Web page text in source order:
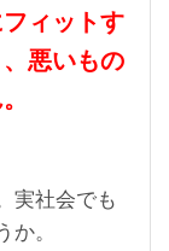
ィットす
悪いもの
実社会でも
。